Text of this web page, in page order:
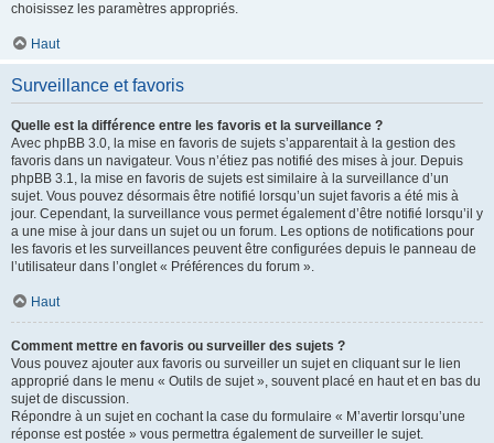
choisissez les paramètres appropriés.
Haut
Surveillance et favoris
Quelle est la différence entre les favoris et la surveillance ?
Avec phpBB 3.0, la mise en favoris de sujets s’apparentait à la gestion des
favoris dans un navigateur. Vous n’étiez pas notifié des mises à jour. Depuis
phpBB 3.1, la mise en favoris de sujets est similaire à la surveillance d’un
sujet. Vous pouvez désormais être notifié lorsqu’un sujet favoris a été mis à
jour. Cependant, la surveillance vous permet également d’être notifié lorsqu’il y
a une mise à jour dans un sujet ou un forum. Les options de notifications pour
les favoris et les surveillances peuvent être configurées depuis le panneau de
l’utilisateur dans l’onglet « Préférences du forum ».
Haut
Comment mettre en favoris ou surveiller des sujets ?
Vous pouvez ajouter aux favoris ou surveiller un sujet en cliquant sur le lien
approprié dans le menu « Outils de sujet », souvent placé en haut et en bas du
sujet de discussion.
Répondre à un sujet en cochant la case du formulaire « M’avertir lorsqu’une
réponse est postée » vous permettra également de surveiller le sujet.